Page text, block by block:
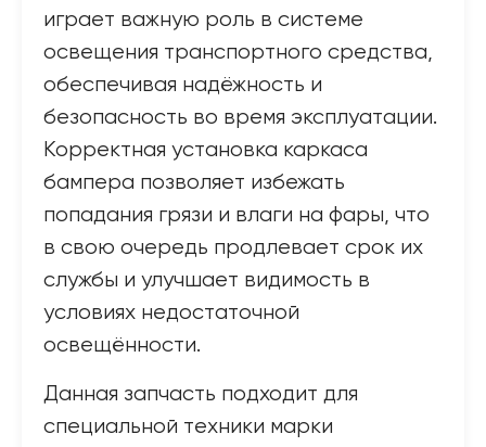
играет важную роль в системе
освещения транспортного средства,
обеспечивая надёжность и
безопасность во время эксплуатации.
Корректная установка каркаса
бампера позволяет избежать
попадания грязи и влаги на фары, что
в свою очередь продлевает срок их
службы и улучшает видимость в
условиях недостаточной
освещённости.
Данная запчасть подходит для
специальной техники марки